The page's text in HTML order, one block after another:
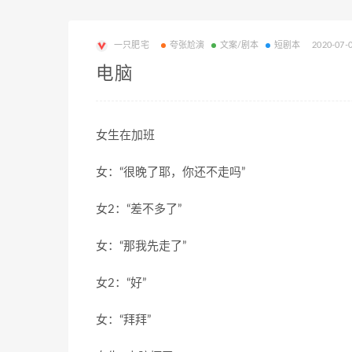
一只肥宅 夸张尬演 文案/剧本 短剧本 2020-07-
电脑
女生在加班
女： “很晚了耶，你还不走吗”
女2 ： “差不多了 ”
女： “那我先走了 ”
女2 ： “好”
女： “拜拜”